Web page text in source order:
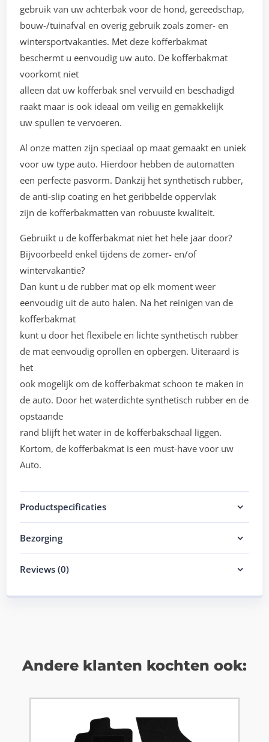
gebruik van uw achterbak voor de hond, gereedschap,
bouw-/tuinafval en overig gebruik zoals zomer- en
wintersportvakanties. Met deze kofferbakmat
beschermt u eenvoudig uw auto. De kofferbakmat
voorkomt niet
alleen dat uw kofferbak snel vervuild en beschadigd
raakt maar is ook ideaal om veilig en gemakkelijk
uw spullen te vervoeren.
Al onze matten zijn speciaal op maat gemaakt en uniek
voor uw type auto. Hierdoor hebben de automatten
een perfecte pasvorm. Dankzij het synthetisch rubber,
de anti-slip coating en het geribbelde oppervlak
zijn de kofferbakmatten van robuuste kwaliteit.
Gebruikt u de kofferbakmat niet het hele jaar door?
Bijvoorbeeld enkel tijdens de zomer- en/of
wintervakantie?
Dan kunt u de rubber mat op elk moment weer
eenvoudig uit de auto halen. Na het reinigen van de
kofferbakmat
kunt u door het flexibele en lichte synthetisch rubber
de mat eenvoudig oprollen en opbergen. Uiteraard is
het
ook mogelijk om de kofferbakmat schoon te maken in
de auto. Door het waterdichte synthetisch rubber en de
opstaande
rand blijft het water in de kofferbakschaal liggen.
Kortom, de kofferbakmat is een must-have voor uw
Auto.
Productspecificaties
Bezorging
Reviews (0)
Andere klanten kochten ook: